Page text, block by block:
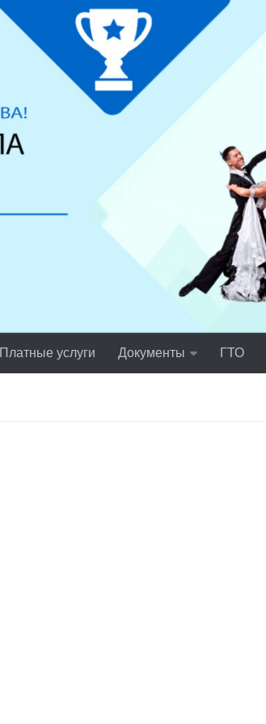
Платные услуги Документы ГТО